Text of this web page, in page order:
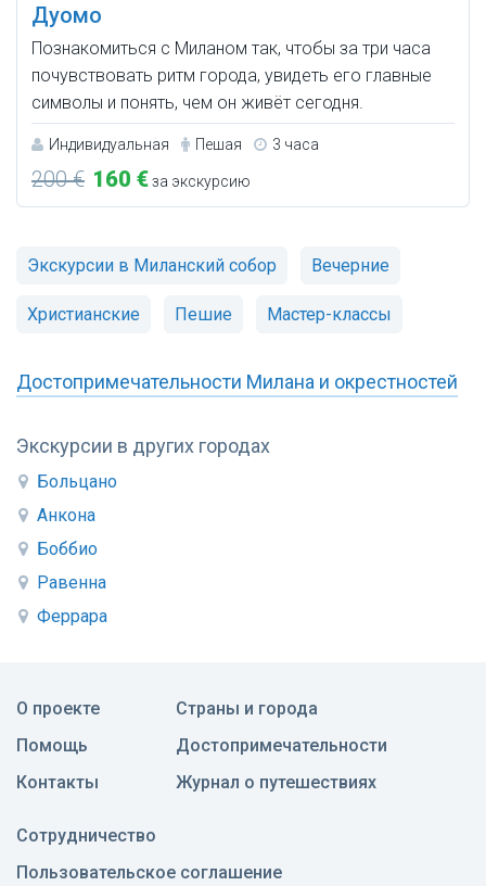
Экскурсии в других городах
Больцано
Анкона
Боббио
Равенна
Феррара
Дуомо
Познакомиться с Миланом так, чтобы за три часа
почувствовать ритм города, увидеть его главные
символы и понять, чем он живёт сегодня.
Индивидуальная Пешая 3 часа
200 € 160 €за экскурсию
Экскурсии в Миланский собор Вечерние
Христианские Пешие Мастер-классы
Достопримечательности Милана и окрестностей
О проекте
Помощь
Контакты
Страны и города
Достопримечательности
Журнал о путешествиях
Сотрудничество
Пользовательское соглашение